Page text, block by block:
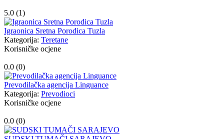
5.0 (1)
Igraonica Sretna Porodica Tuzla
Kategorija: Teretane
Korisničke ocjene
0.0 (0)
Prevodilačka agencija Linguance
Kategorija: Prevodioci
Korisničke ocjene
0.0 (0)